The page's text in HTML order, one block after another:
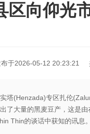
区向仰光
布于2026-05-12 20:23:21
塔(Henzada)专区扎伦
了大量的黑麦豆产，这是
Thin的谈话中获知的讯息